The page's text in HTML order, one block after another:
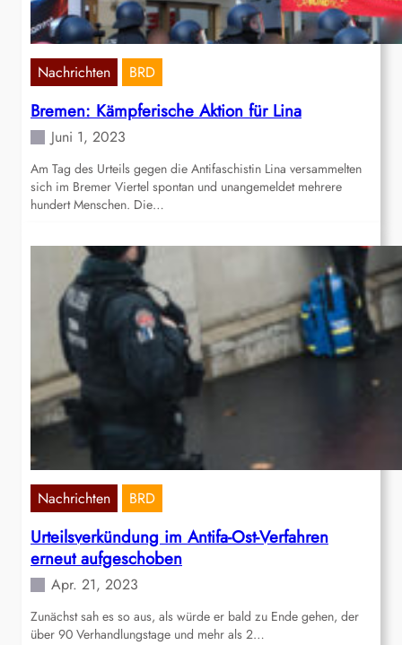
Nachrichten BRD
Bremen: Kämpferische Aktion für Lina
Juni 1, 2023
Am Tag des Urteils gegen die Antifaschistin Lina versammelten
sich im Bremer Viertel spontan und unangemeldet mehrere
hundert Menschen. Die…
Nachrichten BRD
Urteilsverkündung im Antifa-Ost-Verfahren
erneut aufgeschoben
Apr. 21, 2023
Zunächst sah es so aus, als würde er bald zu Ende gehen, der
über 90 Verhandlungstage und mehr als 2…